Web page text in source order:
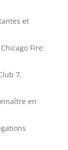
et
Fire:
7,
en